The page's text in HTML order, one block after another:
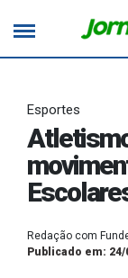
Esportes
Redação com
Publicado em: